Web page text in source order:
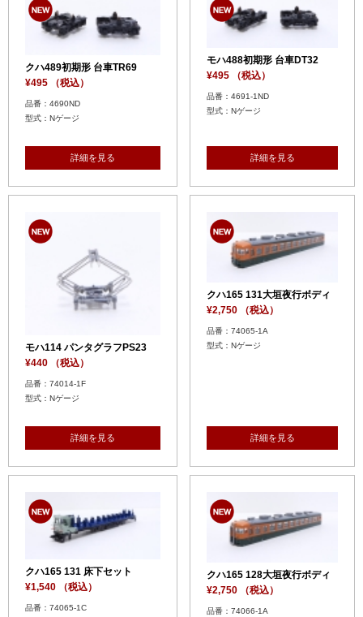
クハ489初期形 台車TR69
¥495 （税込）
品番：4690ND
型式：Nゲージ
詳細を見る
モハ488初期形 台車DT32
¥495 （税込）
品番：4691-1ND
型式：Nゲージ
詳細を見る
モハ114 パンタグラフPS23
¥440 （税込）
品番：74014-1F
型式：Nゲージ
詳細を見る
クハ165 131大垣夜行ボディ
¥2,750 （税込）
品番：74065-1A
型式：Nゲージ
詳細を見る
クハ165 131 床下セット
¥1,540 （税込）
品番：74065-1C
クハ165 128大垣夜行ボディ
¥2,750 （税込）
品番：74066-1A